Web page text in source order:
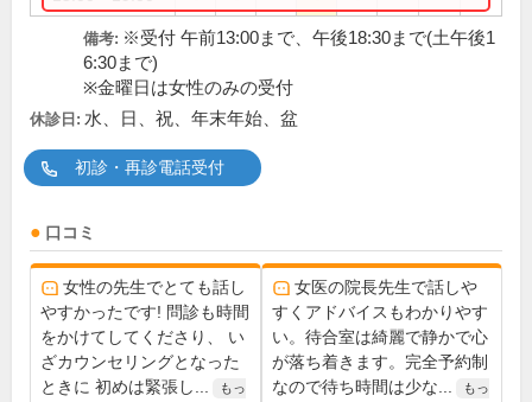
備考: ※受付 午前13:00まで、午後18:30まで(土午後1
6:30まで)
※金曜日は女性のみの受付
休診日: 水、日、祝、年末年始、盆
初診・再診電話受付
口コミ
女性の先生でとても話し
やすかったです! 問診も時間
をかけてしてくださり、 い
ざカウンセリングとなった
ときに 初めは緊張し...
もっ
女医の院長先生で話しや
すくアドバイスもわかりやす
い。待合室は綺麗で静かで心
が落ち着きます。完全予約制
なので待ち時間は少な...
もっ